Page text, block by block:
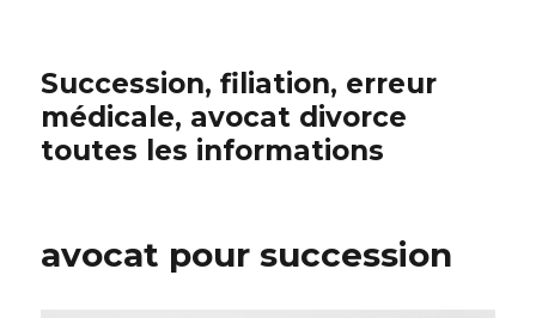
Succession, filiation, erreur
médicale, avocat divorce
toutes les informations
avocat pour succession